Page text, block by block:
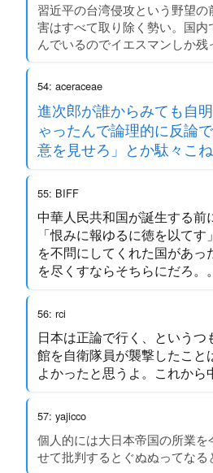
習近平の台湾侵攻という野望
害はすべて取り除く勢い。国内
んでいるのでイエスマンしか残
54: aceraceae
進次郎が誰からみても自
ゃったんで論理的に反論
意を見せろ」とか駄々こね
55: BIFF
中華人民共和国が誕生する前
「恨みに報ゆるに徳を以て
を不問にしてくれた国があっ
を尽くすならそちらにだろ。。
56: rci
日本は正論で行く、というつ
館を自衛隊員が襲撃したこと
よかったと思うよ。これから
57: yajicco
個人的には大日本帝国の所業を
せて批判するとぐぬぬってなる